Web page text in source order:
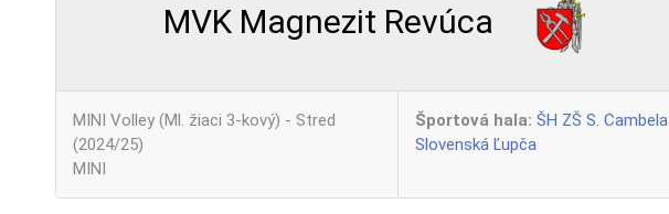
MVK Magnezit Revúca
MINI Volley (Ml. žiaci 3-kový) - Stred
(2024/25)
MINI
Športová hala: ŠH ZŠ S. Cambela
Slovenská Ľupča